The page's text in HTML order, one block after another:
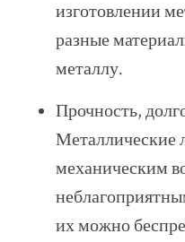
изготовлении
разные
металлу.
Прочность,
Металлические
механическим
их можно